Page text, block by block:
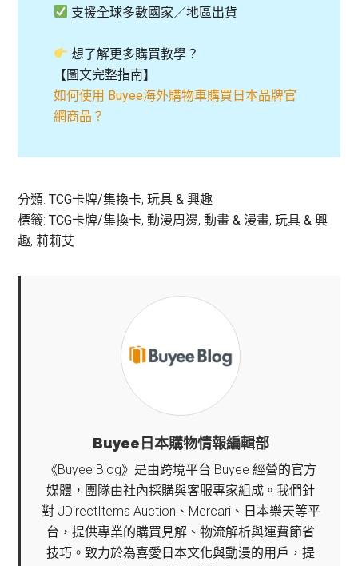
支援全球多數國家／地區出貨
想了解更多購買教學？
【圖文完整指南】
如何使用 Buyee海外購物車購買日本品牌官
網商品？
分類:TCG卡牌/集換卡,玩具 & 興趣
標籤:TCG卡牌/集換卡,動漫周邊,動畫 & 漫畫,玩具 & 興
趣,莉莉艾
Buyee日本購物情報編輯部
《Buyee Blog》是由跨境平台 Buyee 經營的官方
媒體，團隊由社內採購與客服專家組成。我們針
對 JDirectItems Auction、Mercari、日本樂天等平
台，提供專業的購買見解、物流解析與運費節省
技巧。致力於為喜愛日本文化與動漫的用戶，提